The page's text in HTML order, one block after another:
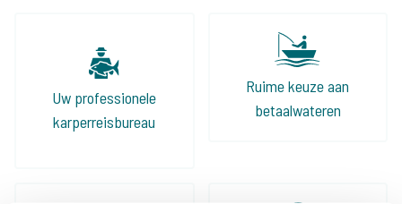
Uw professionele
karperreisbureau
Ruime keuze aan
betaalwateren